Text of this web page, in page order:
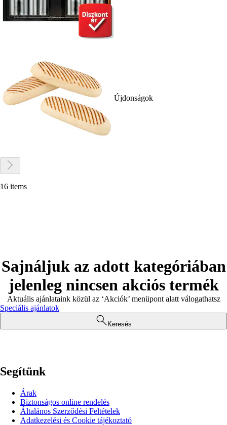
Újdonságok
16 items
Sajnáljuk az adott kategóriában
jelenleg nincsen akciós termék
Aktuális ajánlataink közül az ‘Akciók’ menüpont alatt válogathatsz
Speciális ajánlatok
Keresés
Segítünk
Árak
Biztonságos online rendelés
Általános Szerződési Feltételek
Adatkezelési és Cookie tájékoztató